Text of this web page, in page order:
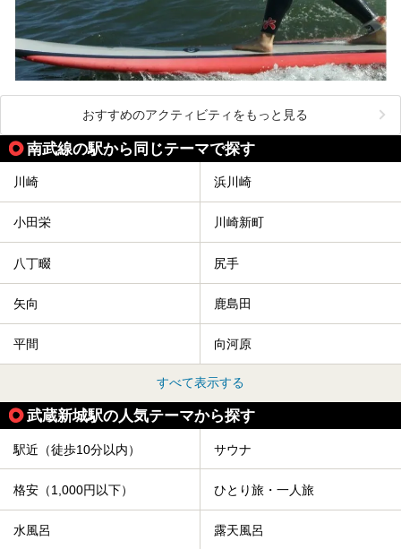
おすすめのアクティビティをもっと見る
南武線の駅から同じテーマで探す
川崎 浜川崎
小田栄 川崎新町
八丁畷 尻手
矢向 鹿島田
平間 向河原
すべて表示する
武蔵新城駅の人気テーマから探す
駅近（徒歩10分以内） サウナ
格安（1,000円以下） ひとり旅・一人旅
水風呂 露天風呂